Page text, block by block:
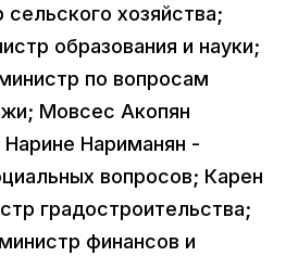
хозяйства;
образования и науки;
по вопросам
Мовсес Акопян
Нариманян -
вопросов; Карен
градостроительства;
финансов и